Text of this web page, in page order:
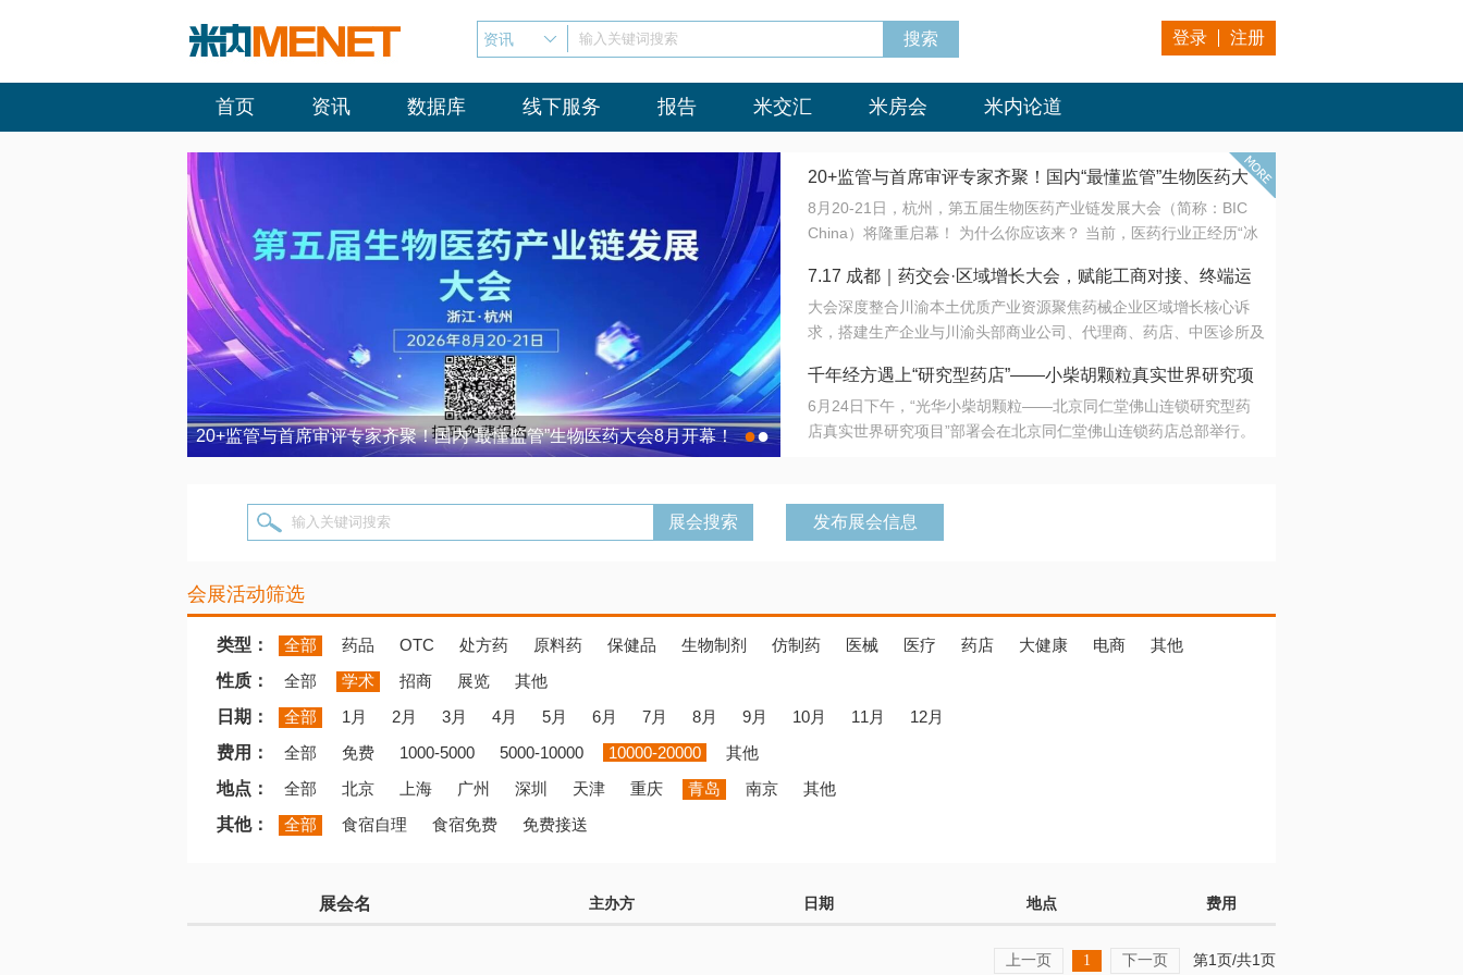
资讯 输入关键词搜索 登录 注册
首页 资讯 数据库 线下服务 报告 米交汇 米房会 米内论道
20+监管与首席审评专家齐聚！国内“最懂监管”生物医药大会8月开幕！ 7.17 成都｜药交会·区域增长大会，赋能工商对接、终端运营
●●
20+监管与首席审评专家齐聚！国内“最懂监管”生物医药大
会8月开幕！
8月20-21日，杭州，第五届生物医药产业链发展大会（简称：BIC
China）将隆重启幕！ 为什么你应该来？ 当前，医药行业正经历“冰
法正重新定义研发效率；另一端是创新药“最后一公里”的支付与入院
难题，呼唤更成熟的产业生态。 同质化“内卷”已无出路，全产业链协
同与出海能力建设才是破局关键。 本届大会以 “重构生态，定义未
算力突围；从中药创新、复杂药物制剂、CGT、多肽与小核酸的技
术攻坚，到CDMO的柔性智造。 我们致力于打破壁垒，让“实验
室”与“生产线”、“研发端”与“支付端”深度对话，更让监管、产业、资
7.17 成都｜药交会·区域增长大会，赋能工商对接、终端运
营
大会深度整合川渝本土优质产业资源聚焦药械企业区域增长核心诉
求，搭建生产企业与川渝头部商业公司、代理商、药店、中医诊所及
域增量份额夯实西南市场战略布局
千年经方遇上“研究型药店”——小柴胡颗粒真实世界研究项
目在北京同仁堂佛山连锁启动
6月24日下午，“光华小柴胡颗粒——北京同仁堂佛山连锁研究型药
店真实世界研究项目”部署会在北京同仁堂佛山连锁药店总部举行。
输入关键词搜索 发布展会信息
会展活动筛选
类型： 全部 药品 OTC 处方药 原料药 保健品 生物制剂 仿制药 医械 医疗 药店 大健康 电商
其他
性质：
全部 学术 招商 展览
其他
日期：
全部 1月 2月 3月 4月 5月 6月 7月 8月 9月 10月 11月
12月
费用：
全部 免费 1000-5000 5000-10000 10000-20000
其他
地点：
全部 北京 上海 广州 深圳 天津 重庆 青岛 南京
其他
其他：
全部 食宿自理 食宿免费 免费接送
展会名 主办方 日期 地点 费用
上一页 1 下一页 第1页/共1页